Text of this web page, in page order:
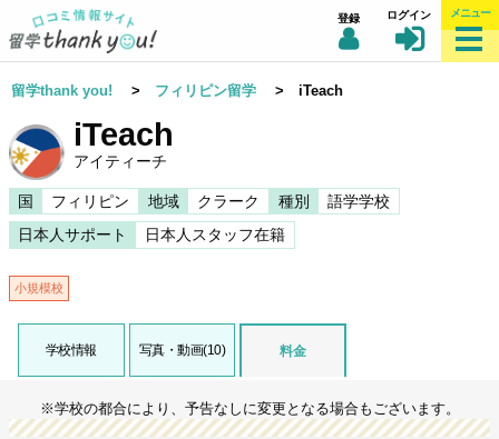
登録 ログイン メニュー
留学thank you! > フィリピン留学 > iTeach
iTeach
アイティーチ
国 フィリピン 地域 クラーク 種別
語学学校
日本人サポート
日本人スタッフ在籍
小規模校
学校情報 写真・動画(10) 料金
※学校の都合により、予告なしに変更となる場合もございます。